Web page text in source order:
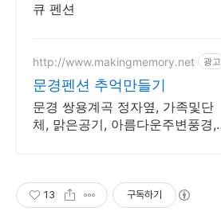
큐 펜션
http://www.makingmemory.net 광고
문경펜션 추억만들기
문경 쌍용계곡 정자옆, 가족및단
체, 맑은공기, 아름다운주변풍경,
13 구독하기